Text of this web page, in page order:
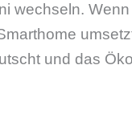
wechseln.
und das